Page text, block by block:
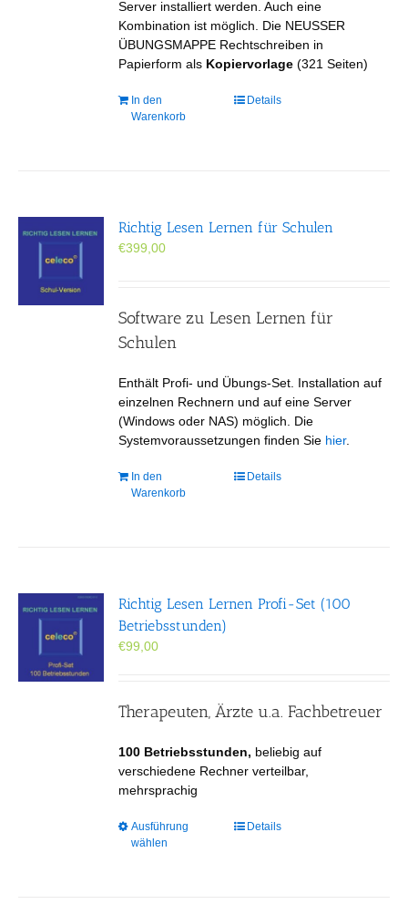
Server installiert werden. Auch eine
Kombination ist möglich. Die NEUSSER
ÜBUNGSMAPPE Rechtschreiben in
Papierform als Kopiervorlage (321 Seiten)
In den
Warenkorb
Details
Richtig Lesen Lernen für Schulen
€399,00
Software zu Lesen Lernen für
Schulen
Enthält Profi- und Übungs-Set. Installation auf
einzelnen Rechnern und auf eine Server
(Windows oder NAS) möglich. Die
Systemvoraussetzungen finden Sie hier.
In den
Warenkorb
Details
Richtig Lesen Lernen Profi-Set (100
Betriebsstunden)
€99,00
Therapeuten, Ärzte u.a. Fachbetreuer
100 Betriebsstunden, beliebig auf
verschiedene Rechner verteilbar,
mehrsprachig
Ausführung
wählen
Dieses
Details